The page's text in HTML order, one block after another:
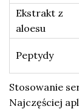
Ekstrakt z
aloesu
Peptydy
Stosowanie
Najczęściej